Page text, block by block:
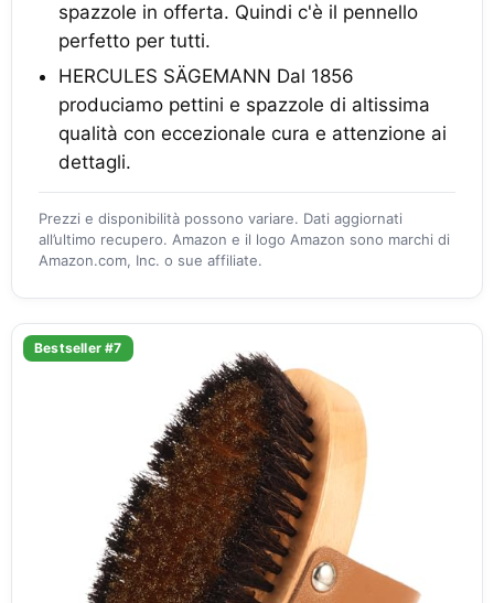
spazzole in offerta. Quindi c'è il pennello
perfetto per tutti.
HERCULES SÄGEMANN Dal 1856
produciamo pettini e spazzole di altissima
qualità con eccezionale cura e attenzione ai
dettagli.
Prezzi e disponibilità possono variare. Dati aggiornati
all’ultimo recupero. Amazon e il logo Amazon sono marchi di
Amazon.com, Inc. o sue affiliate.
Bestseller #7